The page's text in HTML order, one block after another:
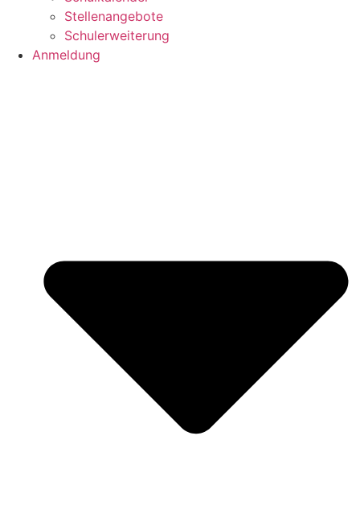
Stellenangebote
Schulerweiterung
Anmeldung